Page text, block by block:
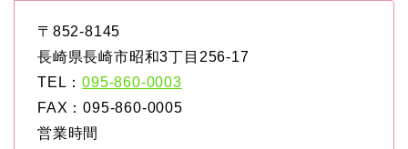
〒852-8145
長崎県長崎市昭和3丁目256-17
TEL：095-860-0003
FAX：095-860-0005
営業時間